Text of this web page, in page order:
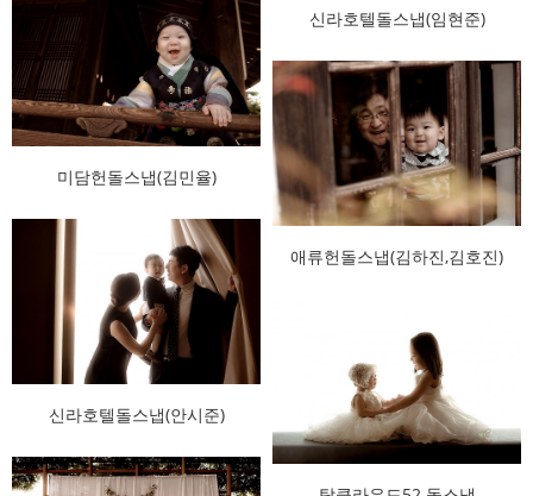
신라호텔돌스냅(임현준)
미담헌돌스냅(김민율)
애류헌돌스냅(김하진,김호진)
신라호텔돌스냅(안시준)